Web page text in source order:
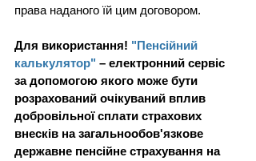
права наданого їй цим договором.
Для використання! "Пенсійний
калькулятор" – електронний сервіс
за допомогою якого може бути
розрахований очікуваний вплив
добровільної сплати страхових
внесків на загальнообов'язкове
державне пенсійне страхування на